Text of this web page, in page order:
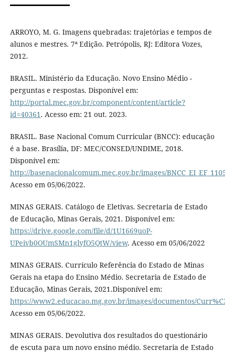
ARROYO, M. G. Imagens quebradas: trajetórias e tempos de
alunos e mestres. 7ª Edição. Petrópolis, RJ: Editora Vozes,
2012.
BRASIL. Ministério da Educação. Novo Ensino Médio -
perguntas e respostas. Disponível em:
http://portal.mec.gov.br/component/content/article?
id=40361. Acesso em: 21 out. 2023.
BRASIL. Base Nacional Comum Curricular (BNCC): educação
é a base. Brasília, DF: MEC/CONSED/UNDIME, 2018.
Disponível em:
http://basenacionalcomum.mec.gov.br/images/
Acesso em 05/06/2022.
MINAS GERAIS. Catálogo de Eletivas. Secretaria de Estado
de Educação, Minas Gerais, 2021. Disponível em:
https://drive.google.com/file/d/1U1669uoP-
UPeivb0OUmSMn1glyfO5QtW/view. Acesso em 05/06/2022
MINAS GERAIS. Currículo Referência do Estado de Minas
Gerais na etapa do Ensino Médio. Secretaria de Estado de
Educação, Minas Gerais, 2021.Disponível em:
https://www2.educacao.mg.gov.br/images/documentos/
Acesso em 05/06/2022.
MINAS GERAIS. Devolutiva dos resultados do questionário
de escuta para um novo ensino médio. Secretaria de Estado